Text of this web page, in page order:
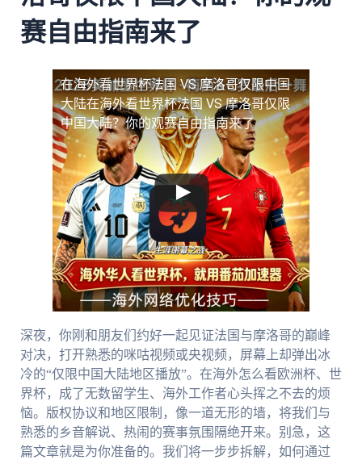
赛自由指南来了
在海外看世界杯法国 VS 摩洛哥仅限中国
大陆在海外看世界杯法国 VS 摩洛哥仅限
中国大陆？你的观赛自由指南来了
深夜，你刚和朋友们约好一起见证法国与摩洛哥的巅峰
对决，打开熟悉的咪咕视频或央视频，屏幕上却弹出冰
冷的“仅限中国大陆地区播放”。在海外怎么看欧洲杯、世
界杯，成了无数留学生、海外工作者心头挥之不去的烦
恼。版权协议和地区限制，像一道无形的墙，将我们与
熟悉的乡音解说、热闹的赛事氛围隔绝开来。别急，这
篇文章就是为你准备的。我们将一步步拆解，如何通过